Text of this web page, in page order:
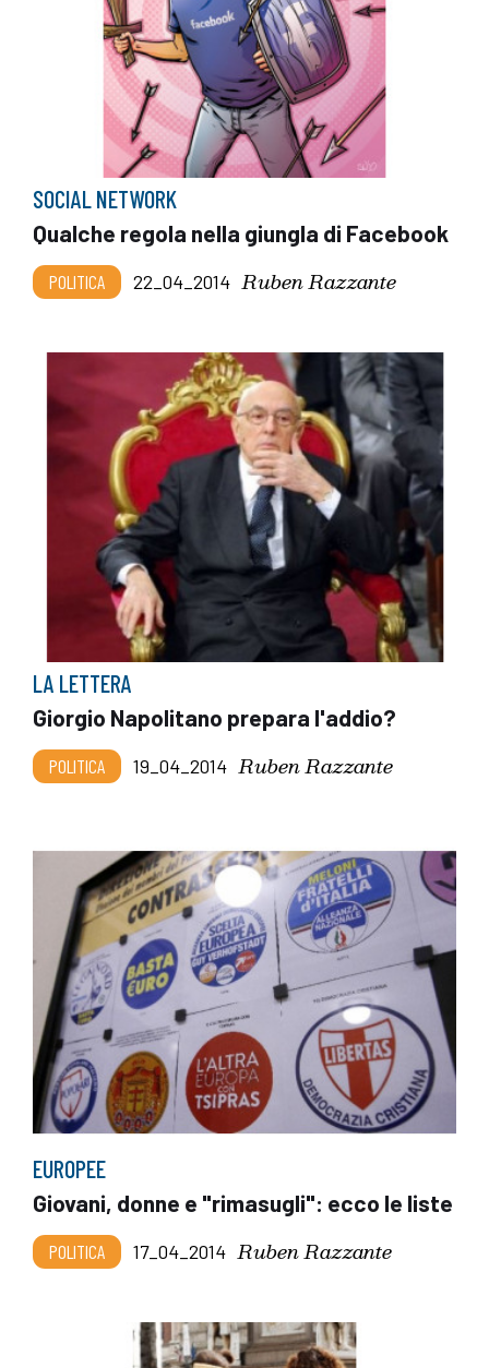
SOCIAL NETWORK
Qualche regola nella giungla di Facebook
POLITICA 22_04_2014 Ruben Razzante
LA LETTERA
Giorgio Napolitano prepara l'addio?
POLITICA 19_04_2014 Ruben Razzante
EUROPEE
Giovani, donne e "rimasugli": ecco le liste
POLITICA 17_04_2014 Ruben Razzante